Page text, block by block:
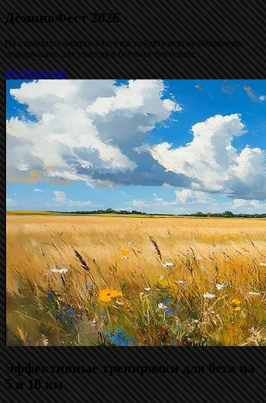
ДёминоФест 2026
На страницах нашего блога вы найдёте всю необходимую
информацию для участия в беговом фестивале.
РЕЗУЛЬТАТЫ!
Эффективные тренировки для бега на
5 и 10 км